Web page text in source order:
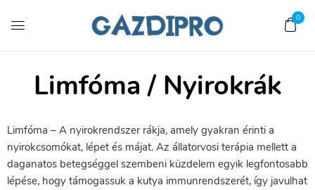
0
Limfóma / Nyirokrák
Limfóma – A nyirokrendszer rákja, amely gyakran érinti a
nyirokcsomókat, lépet és májat. Az állatorvosi terápia mellett a
daganatos betegséggel szembeni küzdelem egyik legfontosabb
lépése, hogy támogassuk a kutya immunrendszerét, így javulhat